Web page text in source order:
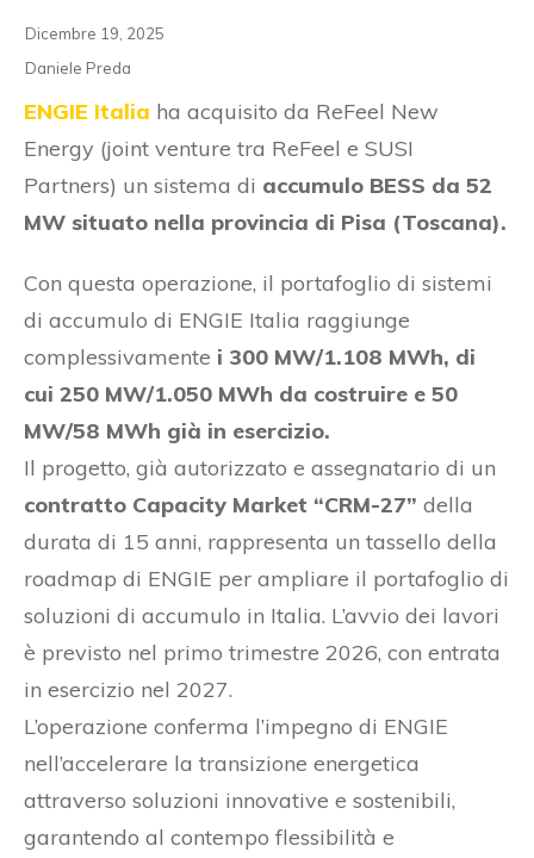
Dicembre 19, 2025
Daniele Preda
ENGIE Italia ha acquisito da ReFeel New
Energy (joint venture tra ReFeel e SUSI
Partners) un sistema di accumulo BESS da 52
MW situato nella provincia di Pisa (Toscana).
Con questa operazione, il portafoglio di sistemi
di accumulo di ENGIE Italia raggiunge
complessivamente i 300 MW/1.108 MWh, di
cui 250 MW/1.050 MWh da costruire e 50
MW/58 MWh già in esercizio.
Il progetto, già autorizzato e assegnatario di un
contratto Capacity Market “CRM-27” della
durata di 15 anni, rappresenta un tassello della
roadmap di ENGIE per ampliare il portafoglio di
soluzioni di accumulo in Italia. L’avvio dei lavori
è previsto nel primo trimestre 2026, con entrata
in esercizio nel 2027.
L’operazione conferma l’impegno di ENGIE
nell’accelerare la transizione energetica
attraverso soluzioni innovative e sostenibili,
garantendo al contempo flessibilità e